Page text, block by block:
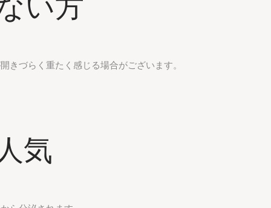
い方
きづらく重たく感じる場合がございます。
気